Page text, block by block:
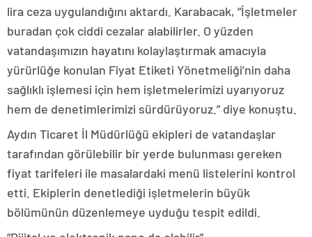
lira ceza uygulandığını aktardı. Karabacak, “İşletmeler
buradan çok ciddi cezalar alabilirler. O yüzden
vatandaşımızın hayatını kolaylaştırmak amacıyla
yürürlüğe konulan Fiyat Etiketi Yönetmeliği’nin daha
sağlıklı işlemesi için hem işletmelerimizi uyarıyoruz
hem de denetimlerimizi sürdürüyoruz.” diye konuştu.
Aydın Ticaret İl Müdürlüğü ekipleri de vatandaşlar
tarafından görülebilir bir yerde bulunması gereken
fiyat tarifeleri ile masalardaki menü listelerini kontrol
etti. Ekiplerin denetlediği işletmelerin büyük
bölümünün düzenlemeye uyduğu tespit edildi.